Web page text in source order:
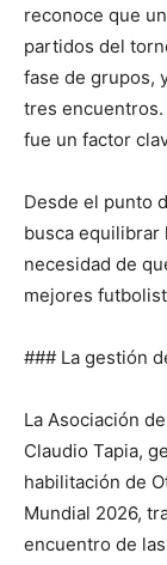
reconoce que
partidos del
fase de grupos,
tres
fue un factor
Desde el punto
busca equilibrar
necesidad de
mejores
### La gestión
La Asociación
Claudio Tapia,
habilitación de
Mundial 2026,
encuentro de